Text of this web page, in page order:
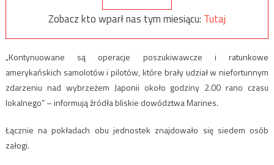
Zobacz kto wparł nas tym miesiącu: Tutaj
„Kontynuowane są operacje poszukiwawcze i ratunkowe
amerykańskich samolotów i pilotów, które brały udział w niefortunnym
zdarzeniu nad wybrzeżem Japonii około godziny 2.00 rano czasu
lokalnego” – informują źródła bliskie dowództwa Marines.
Łącznie na pokładach obu jednostek znajdowało się siedem osób
załogi.